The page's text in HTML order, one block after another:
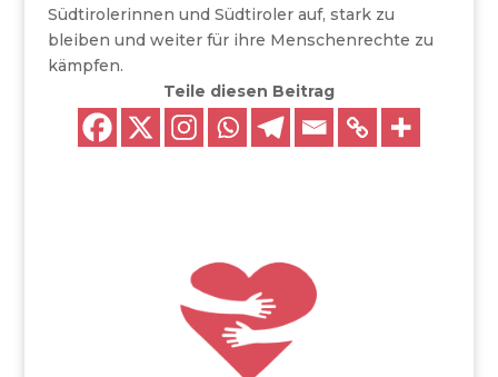
Südtirolerinnen und Südtiroler auf, stark zu
bleiben und weiter für ihre Menschenrechte zu
kämpfen.
Teile diesen Beitrag